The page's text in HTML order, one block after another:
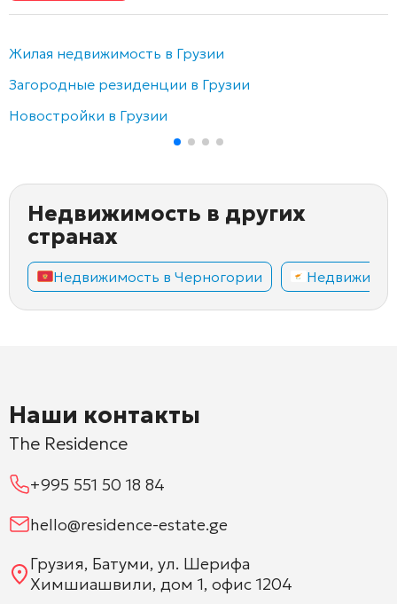
Жилая недвижимость в Грузии
Загородные резиденции в Грузии
Новостройки в Грузии
Недвижимость в других
странах
Недвижимость в Черногории
Наши контакты
The Residence
+995 551 50 18 84
hello@residence-estate.ge
Грузия, Батуми, ул. Шерифа
Химшиашвили, дом 1, офис 1204